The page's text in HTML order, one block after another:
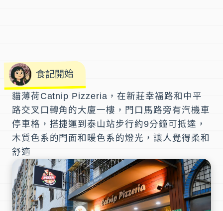
食記開始
貓薄荷Catnip Pizzeria ，在新莊幸福路和中平
路交叉口轉角的大廈一樓，門口馬路旁有汽機車
停車格，搭捷運到泰山站步行約9分鐘可抵達，
木質色系的門面和暖色系的燈光，讓人覺得柔和
舒適